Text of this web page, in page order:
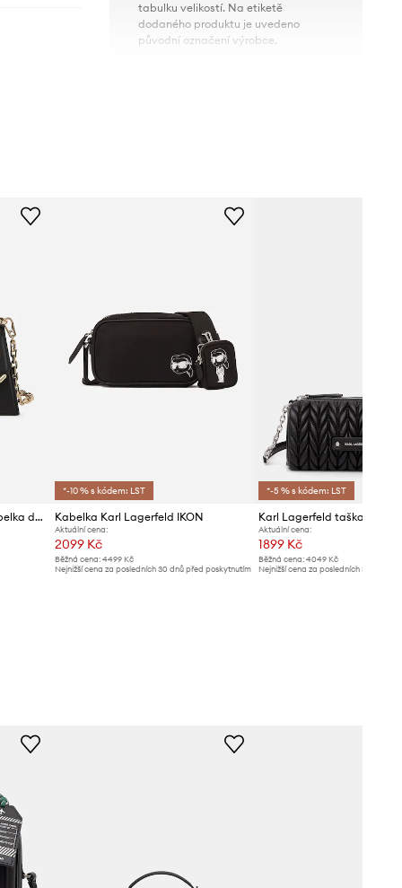
Karl Lagerfeld
tabulku velikostí. Na etiketě
dodaného produktu je uvedeno
původní označení výrobce.
Karl Lagerfeld crossbody kabelka dámská kožená K/SIGNATURE
*-10 % s kódem: LST
Kabelka Karl Lagerfeld IKON
Aktuální cena:
2099 Kč
Běžná cena:4499 Kč
Nejnižší cena za posledních 30 dnů před poskytnutím
*-5 % s kódem: LST
Aktuální cena:
1899 Kč
Běžná cena: 4049 Kč
Nejnižší cena za posledních 30 dnů